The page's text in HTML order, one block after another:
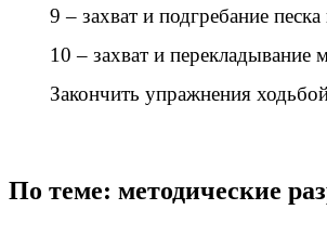
9 – захват и подгребание
10 – захват и перекладывание
Закончить упражнения
По теме: методические